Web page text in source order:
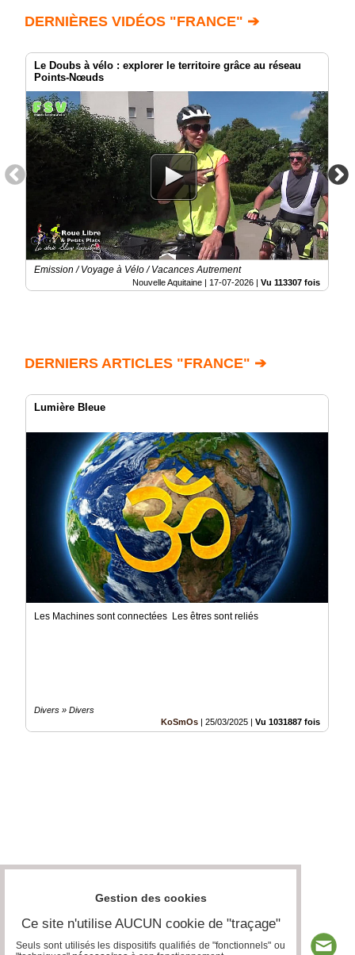
DERNIÈRES VIDÉOS "FRANCE" ➔
Le Doubs à vélo : explorer le territoire grâce au réseau
Points-Nœuds
Emission / Voyage à Vélo / Vacances Autrement
Nouvelle Aquitaine | 17-07-2026 | Vu 113307 fois
DERNIERS ARTICLES "FRANCE" ➔
Lumière Bleue
Les Machines sont connectées Les êtres sont reliés
Divers » Divers
KoSmOs
25/03/2025 Vu 1031887 fois
Gestion des cookies
Ce site n'utilise AUCUN cookie de "traçage"
Seuls sont utilisés les dispositifs qualifiés de "fonctionnels" ou